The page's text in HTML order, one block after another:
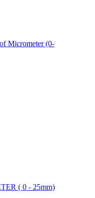
Micrometer (0-
( 0 - 25mm)